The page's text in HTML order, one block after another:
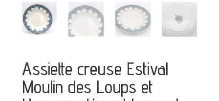
Assiette creuse Estival
Moulin des Loups et